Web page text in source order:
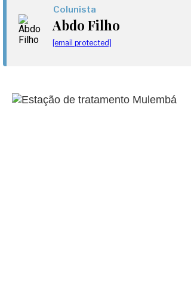
Colunista
Abdo Filho
[email protected]